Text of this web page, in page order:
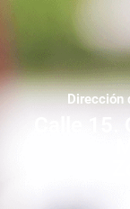
Dirección
Calle